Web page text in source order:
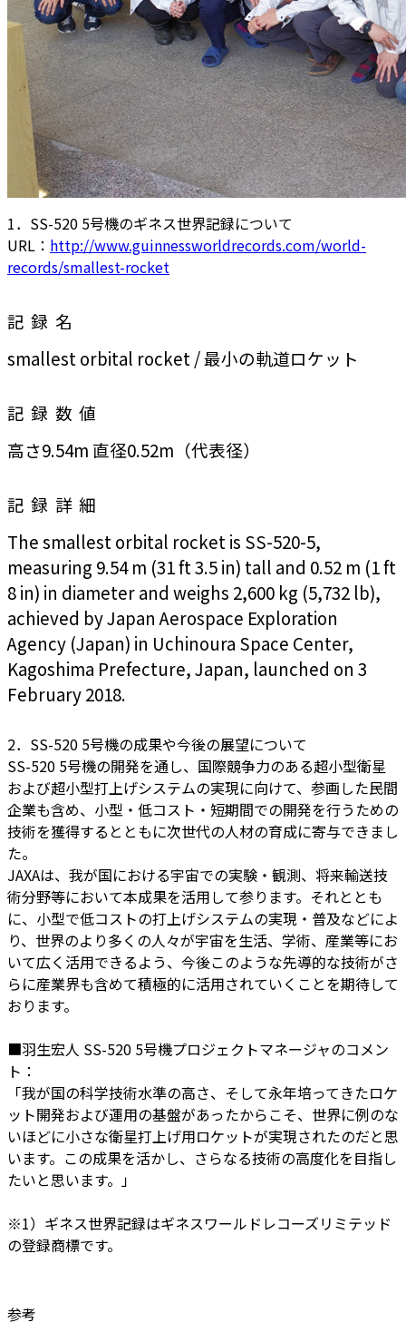
1．SS-520 5号機のギネス世界記録について
URL： http://www.guinnessworldrecords.com/world-
records/smallest-rocket
記録名
smallest orbital rocket / 最小の軌道ロケット
記録数値
高さ9.54m 直径0.52m（代表径）
記録詳細
The smallest orbital rocket is SS-520-5,
measuring 9.54 m (31 ft 3.5 in) tall and 0.52 m (1 ft
8 in) in diameter and weighs 2,600 kg (5,732 lb),
achieved by Japan Aerospace Exploration
Agency (Japan) in Uchinoura Space Center,
Kagoshima Prefecture, Japan, launched on 3
February 2018.
2．SS-520 5号機の成果や今後の展望について
SS-520 5号機の開発を通し、国際競争力のある超小型衛星
および超小型打上げシステムの実現に向けて、参画した民間
企業も含め、小型・低コスト・短期間での開発を行うための
技術を獲得するとともに次世代の人材の育成に寄与できまし
た。
JAXAは、我が国における宇宙での実験・観測、将来輸送技
術分野等において本成果を活用して参ります。それととも
に、小型で低コストの打上げシステムの実現・普及などによ
り、世界のより多くの人々が宇宙を生活、学術、産業等にお
いて広く活用できるよう、今後このような先導的な技術がさ
らに産業界も含めて積極的に活用されていくことを期待して
おります。
■羽生宏人 SS-520 5号機プロジェクトマネージャのコメン
ト：
「我が国の科学技術水準の高さ、そして永年培ってきたロケ
ット開発および運用の基盤があったからこそ、世界に例のな
いほどに小さな衛星打上げ用ロケットが実現されたのだと思
います。この成果を活かし、さらなる技術の高度化を目指し
たいと思います。」
※1）ギネス世界記録はギネスワールドレコーズリミテッド
の登録商標です。
参考